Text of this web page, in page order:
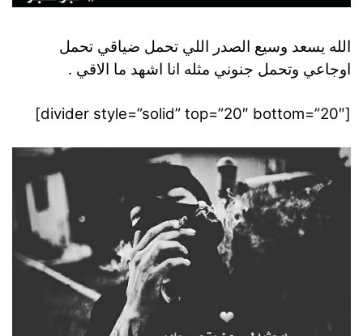
الله يسعد وسيع الصدر اللي تحمل ضياقي تحمل
اوجاعي وتحمل جنوني مثله انا اشهد ما الاقي .
[divider style=”solid” top=”20″ bottom=”20″]